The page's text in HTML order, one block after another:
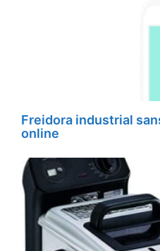
Freidora industrial
online